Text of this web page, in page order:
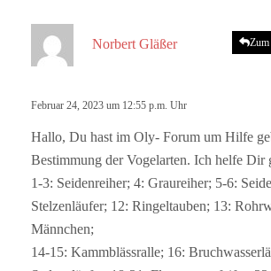
Norbert Gläßer
t
Februar 24, 2023 um 12:55 p.m. Uhr
Hallo, Du hast im Oly- Forum um Hilfe
Bestimmung der Vogelarten. Ich helfe Dir
1-3: Seidenreiher; 4: Graureiher; 5-6:
Stelzenläufer; 12: Ringeltauben; 13:
Männchen;
14-15: Kammblässralle; 16:
Zum